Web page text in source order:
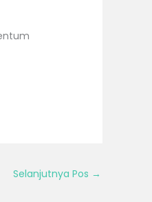
Selanjutnya Pos →